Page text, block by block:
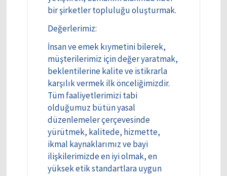
bir şirketler topluluğu oluşturmak.
Değerlerimiz:
İnsan ve emek kıymetini bilerek,
müşterilerimiz için değer yaratmak,
beklentilerine kalite ve istikrarla
karşılık vermek ilk önceliğimizdir.
Tüm faaliyetlerimizi tabi
olduğumuz bütün yasal
düzenlemeler çerçevesinde
yürütmek, kalitede, hizmette,
ikmal kaynaklarımız ve bayi
ilişkilerimizde en iyi olmak, en
yüksek etik standartlara uygun